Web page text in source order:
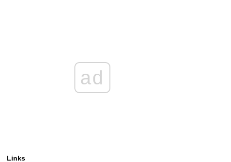
รองเท้านารี ขาวสตูล
รองเท้านารี ดอกเตอร์ แจค
ad
Links